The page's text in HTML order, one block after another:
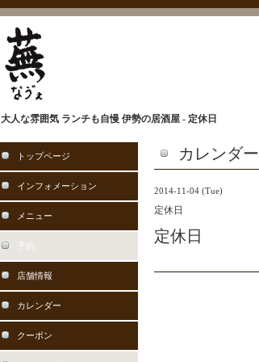
大人な雰囲気 ランチも自慢 伊勢の居酒屋 - 定休日
カレンダー
2014-11-04 (Tue)
定休日
定休日
トップページ
インフォメーション
メニュー
予約
店舗情報
カレンダー
クーポン